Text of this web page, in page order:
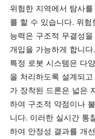
위험한 지역에서 탐사
를 할 수 있습니다. 위
능력은 구조적 무결성
개입을 가능하게 합니다.
특정 로봇 시스템은 다
을 처리하도록 설계되
가 장착된 드론은 넓은
하여 구조적 약점이나
니다. 이러한 실시간 통
하여 안정성 결과를 개